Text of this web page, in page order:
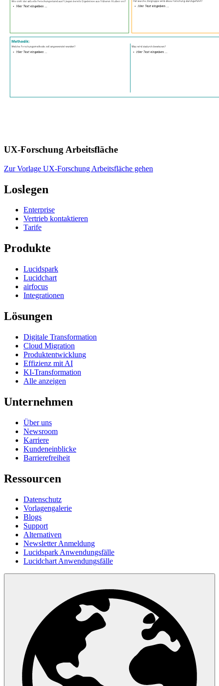
UX-Forschung Arbeitsfläche
Zur Vorlage UX-Forschung Arbeitsfläche gehen
Loslegen
Enterprise
Vertrieb kontaktieren
Tarife
Produkte
Lucidspark
Lucidchart
airfocus
Integrationen
Lösungen
Digitale Transformation
Cloud Migration
Produktentwicklung
Effizienz mit AI
KI-Transformation
Alle anzeigen
Unternehmen
Über uns
Newsroom
Karriere
Kundeneinblicke
Barrierefreiheit
Ressourcen
Datenschutz
Vorlagengalerie
Blogs
Support
Alternativen
Newsletter Anmeldung
Lucidspark Anwendungsfälle
Lucidchart Anwendungsfälle